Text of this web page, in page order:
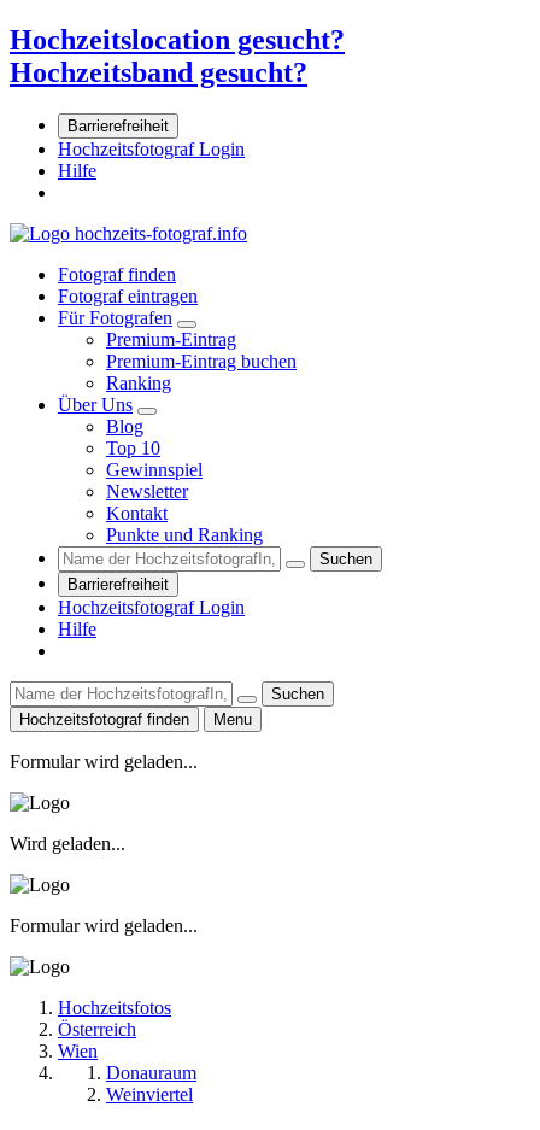
Hochzeitslocation gesucht?
Hochzeitsband gesucht?
Barrierefreiheit
Hochzeitsfotograf Login
Hilfe
Fotograf finden
Fotograf eintragen
Für Fotografen
Premium-Eintrag
Premium-Eintrag buchen
Ranking
Über Uns
Blog
Top 10
Gewinnspiel
Newsletter
Kontakt
Punkte und Ranking
Suchen
Barrierefreiheit
Hochzeitsfotograf Login
Hilfe
Suchen
Hochzeitsfotograf finden
Menu
Formular wird geladen...
Wird geladen...
Formular wird geladen...
Hochzeitsfotos
Österreich
Wien
Donauraum
Weinviertel